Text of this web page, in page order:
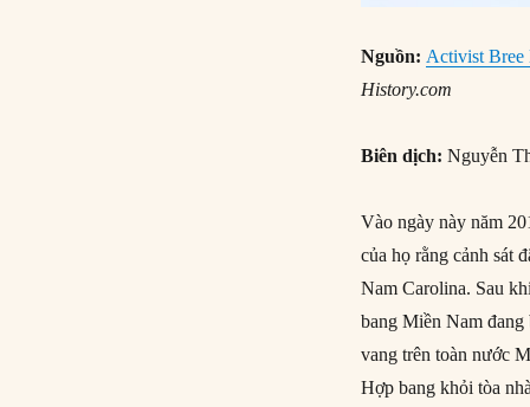
Nguồn: Activist Bree
History.com
Biên dịch:Nguyễn
Vào ngày này năm
của họ rằng cảnh sát
Nam Carolina. Sau
bang Miền Nam
vang trên toàn nước
Hợp bang khỏi tòa